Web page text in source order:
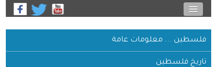
فلسطين ... معلومات عامة
تاريخ فلسطين